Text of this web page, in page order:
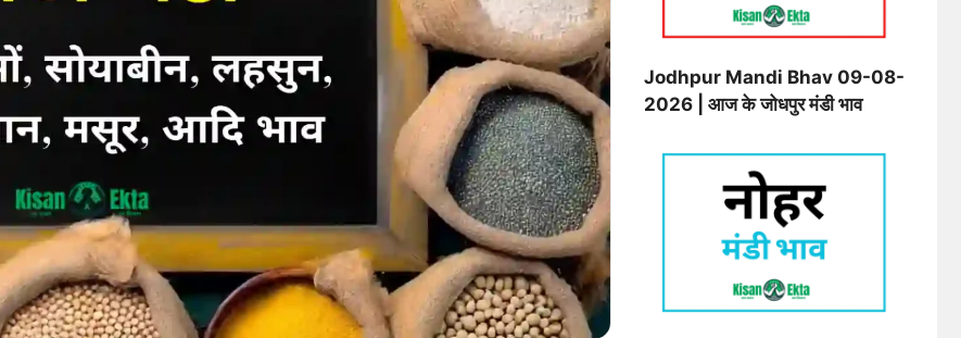
Jodhpur Mandi Bhav 09-08-
2026 | आज के जोधपुर मंडी भाव